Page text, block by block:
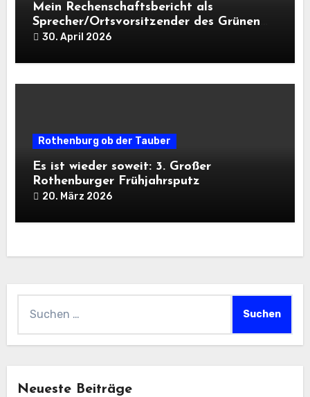
Mein Rechenschaftsbericht als
Sprecher/Ortsvorsitzender des Grünen
Ortsverbandes Rothenburg und Umland
30. April 2026
Rothenburg ob der Tauber
Es ist wieder soweit: 3. Großer
Rothenburger Frühjahrsputz
20. März 2026
nach:
Neueste Beiträge